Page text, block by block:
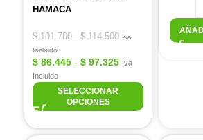
HAMACA
$101.700 - $114.500 Iva
Incluido
$ 86.445 - $ 97.325 Iva
Incluido
SELECCIONAR
OPCIONES